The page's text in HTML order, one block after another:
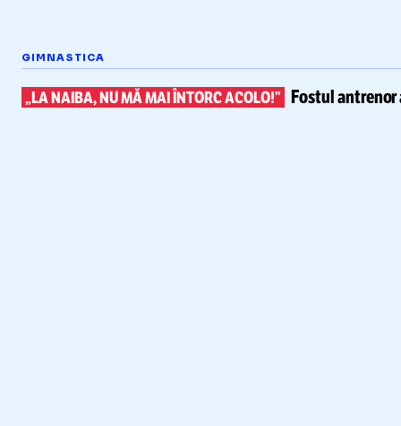
GIMNASTICA
„LA NAIBA, NU MĂ MAI ÎNTORC ACOLO!” Fostul